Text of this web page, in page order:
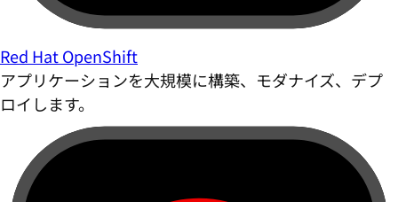
Red Hat OpenShift
アプリケーションを大規模に構築、モダナイズ、デプ
ロイします。